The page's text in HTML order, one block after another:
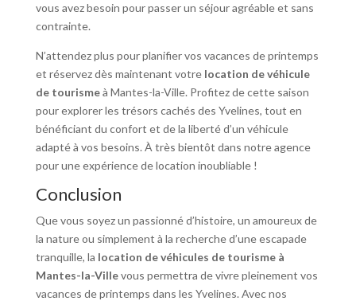
vous avez besoin pour passer un séjour agréable et sans
contrainte.
N’attendez plus pour planifier vos vacances de printemps
et réservez dès maintenant votre location de véhicule
de tourismeà Mantes-la-Ville. Profitez de cette saison
pour explorer les trésors cachés des Yvelines, tout en
bénéficiant du confort et de la liberté d’un véhicule
adapté à vos besoins. À très bientôt dans notre agence
pour une expérience de location inoubliable !
Conclusion
Que vous soyez un passionné d’histoire, un amoureux de
la nature ou simplement à la recherche d’une escapade
tranquille, la location de véhicules de tourisme à
Mantes-la-Villevous permettra de vivre pleinement vos
vacances de printemps dans les Yvelines. Avec nos